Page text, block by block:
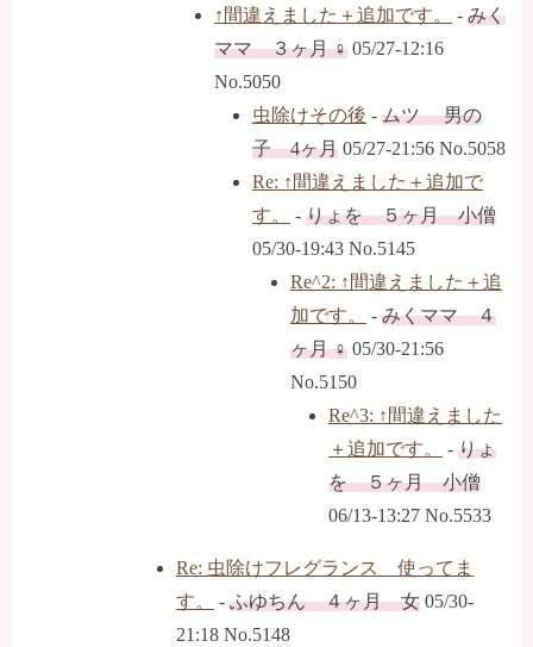
↑間違えました＋追加です。
- みく
ママ ３ヶ月 ♀ 05/27-12:16
No.5050
虫除けその後 - ムツ 男の
子 4ヶ月 05/27-21:56 No.5058
Re: ↑間違えました＋追加で
す。
- りょを ５ヶ月 小僧
05/30-19:43 No.5145
Re^2: ↑間違えました＋追
加です。
- みくママ ４
ヶ月 ♀ 05/30-21:56
No.5150
Re^3: ↑間違えました
＋追加です。
- りょ
を ５ヶ月 小僧
06/13-13:27 No.5533
Re: 虫除けフレグランス 使ってま
す。
- ふゆちん ４ヶ月 女 05/30-
21:18 No.5148